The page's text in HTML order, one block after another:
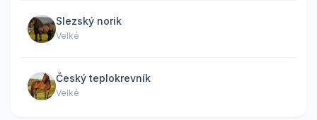
Slezský norik
Velké
Český teplokrevník
Velké